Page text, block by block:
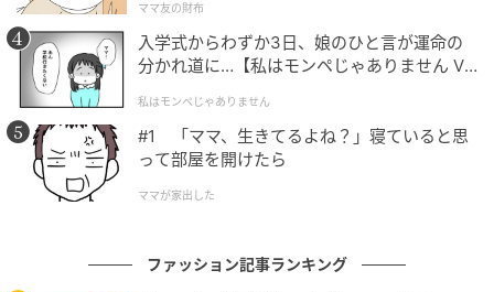
「琴」は日本の伝統楽器を表す、古風で品のある漢字
です。和の美しさを感じる「琴」と、やさしい印象の
「葉」を組み合わせた「琴葉」は、落ち着きと華やか
さを兼ね備えた名前です。「美しい音色のように人の
心を和ませ、すこやかに成長してほしい」という想い
が込められているのかもしれません。
ママ友の財布
入学式からわずか3日、娘のひと言が運命の
分かれ道に…【私はモンペじゃありません Vo
私はモンペじゃありません
#1 「ママ、生きてるよね？」寝ていると思
って部屋を開けたら
ママが家出した
ファッション記事ランキング